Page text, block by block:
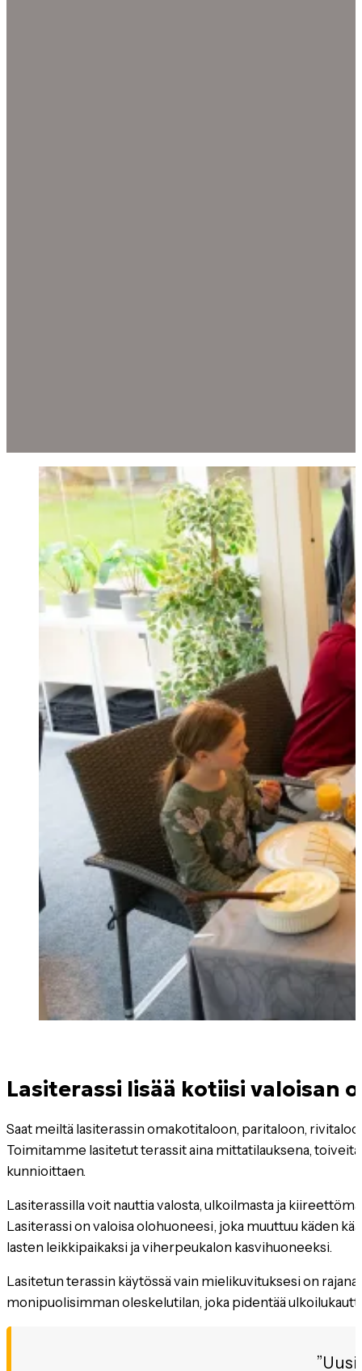
Lasiterassi lisää kotiisi valoisan
Saat meiltä lasiterassin omakotitaloon, paritaloon,
Toimitamme lasitetut terassit aina mittatilauksena,
kunnioittaen.
Lasiterassilla voit nauttia valosta, ulkoilmasta ja
Lasiterassi on valoisa olohuoneesi, joka muuttuu käden
lasten leikkipaikaksi ja viherpeukalon kasvihuoneeksi.
Lasitetun terassin käytössä vain mielikuvituksesi on
monipuolisimman oleskelutilan, joka pidentää